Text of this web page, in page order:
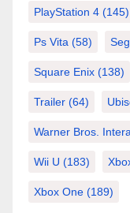
PlayStation 4 (145)
Ps Vita (58)
Square Enix (138)
Trailer (64)
Warner Bros.
Wii U (183)
Xbox One (189)